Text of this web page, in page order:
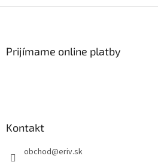
Prijímame online platby
Kontakt
obchod@eriv.sk